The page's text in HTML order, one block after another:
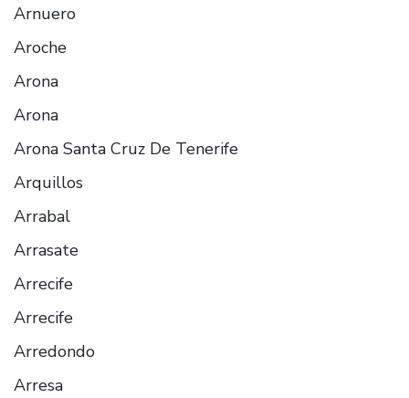
Arnuero
Aroche
Arona
Arona
Arona Santa Cruz De Tenerife
Arquillos
Arrabal
Arrasate
Arrecife
Arrecife
Arredondo
Arresa